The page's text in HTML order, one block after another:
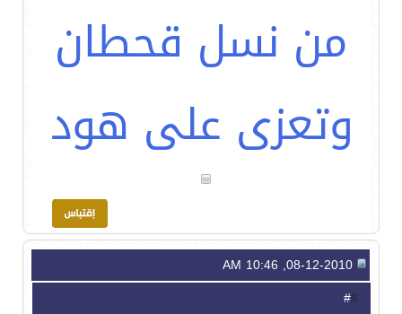
من نسل قحطان
وتعزى على هود
6